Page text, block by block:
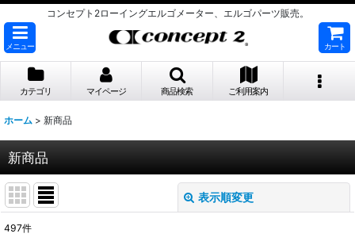
コンセプト2ローイングエルゴメーター、エルゴパーツ販売。
メニュー カート
カテゴリ マイページ 商品検索 ご利用案内
ホーム > 新商品
新商品
表示順変更
497件